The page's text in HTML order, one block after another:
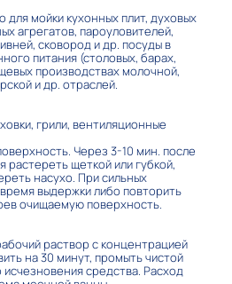
мойки кухонных плит, духовых
агрегатов, пароуловителей,
сковород и др. посуды в
питания (столовых, барах,
производствах молочной,
и др. отраслей.
грили, вентиляционные
Через 3-10 мин. после
растереть щеткой или губкой,
насухо. При сильных
выдержки либо повторить
очищаемую поверхность.
раствор с концентрацией
на 30 минут, промыть чистой
средства. Расход